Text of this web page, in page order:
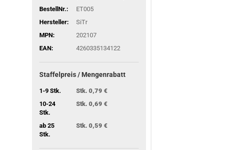
BestellNr.:
ET005
Hersteller:
SiTr
MPN:
202107
EAN:
4260335134122
Staffelpreis / Mengenrabatt
1-9 Stk.
Stk. 0,79 €
10-24
Stk.
Stk. 0,69 €
ab 25
Stk.
Stk. 0,59 €